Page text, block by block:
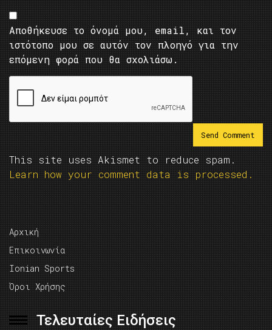
Αποθήκευσε το όνομά μου, email, και τον
ιστότοπο μου σε αυτόν τον πλοηγό για την
επόμενη φορά που θα σχολιάσω.
This site uses Akismet to reduce spam.
Learn how your comment data is processed.
Αρχική
Επικοινωνία
Ionian Sports
Όροι Χρήσης
Τελευταίες Ειδήσεις